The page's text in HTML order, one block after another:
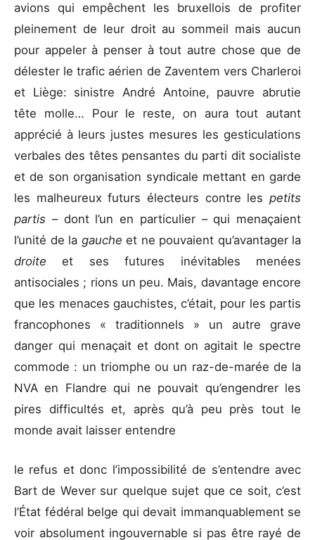
avions qui empêchent les bruxellois de profiter
pleinement de leur droit au sommeil mais aucun
pour appeler à penser à tout autre chose que de
délester le trafic aérien de Zaventem vers Charleroi
et Liège: sinistre André Antoine, pauvre abrutie
tête molle… Pour le reste, on aura tout autant
apprécié à leurs justes mesures les gesticulations
verbales des têtes pensantes du parti dit socialiste
et de son organisation syndicale mettant en garde
les malheureux futurs électeurs contre les petits
partis – dont l’un en particulier – qui menaçaient
l’unité de la gauche et ne pouvaient qu’avantager la
droiteet ses futures inévitables menées
antisociales ; rions un peu. Mais, davantage encore
que les menaces gauchistes, c’était, pour les partis
francophones « traditionnels » un autre grave
danger qui menaçait et dont on agitait le spectre
commode : un triomphe ou un raz-de-marée de la
NVA en Flandre qui ne pouvait qu’engendrer les
pires difficultés et, après qu’à peu près tout le
monde avait laisser entendre
le refus et donc l’impossibilité de s’entendre avec
Bart de Wever sur quelque sujet que ce soit, c’est
l’État fédéral belge qui devait immanquablement se
voir absolument ingouvernable si pas être rayé de